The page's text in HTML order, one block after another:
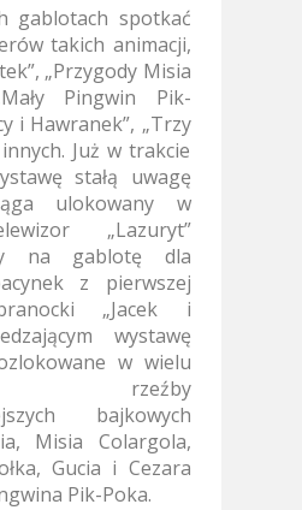
gablotach spotkać
takich animacji,
„Przygody Misia
Pingwin Pik-
i Hawranek”, „Trzy
Już w trakcie
stałą uwagę
ulokowany w
„Lazuryt”
na gablotę dla
z pierwszej
„Jacek i
wystawę
w wielu
rzeźby
bajkowych
Misia Colargola,
Gucia i Cezara
Pik-Poka.